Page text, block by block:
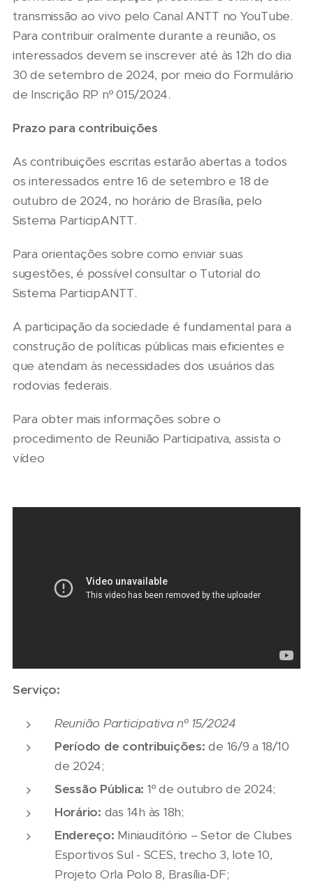
transmissão ao vivo pelo Canal ANTT no YouTube.
Para contribuir oralmente durante a reunião, os
interessados devem se inscrever até às 12h do dia
30 de setembro de 2024, por meio do Formulário
de Inscrição RP nº 015/2024.
Prazo para contribuições
As contribuições escritas estarão abertas a todos
os interessados entre 16 de setembro e 18 de
outubro de 2024, no horário de Brasília, pelo
Sistema ParticipANTT.
Para orientações sobre como enviar suas
sugestões, é possível consultar o Tutorial do
Sistema ParticipANTT.
A participação da sociedade é fundamental para a
construção de políticas públicas mais eficientes e
que atendam às necessidades dos usuários das
rodovias federais.
Para obter mais informações sobre o
procedimento de Reunião Participativa, assista o
vídeo
Serviço:
Reunião Participativa nº 15/2024
Período de contribuições: de 16/9 a 18/10
de 2024;
Sessão Pública: 1º de outubro de 2024;
Horário: das 14h às 18h;
Endereço: Miniauditório – Setor de Clubes
Esportivos Sul - SCES, trecho 3, lote 10,
Projeto Orla Polo 8, Brasília-DF;